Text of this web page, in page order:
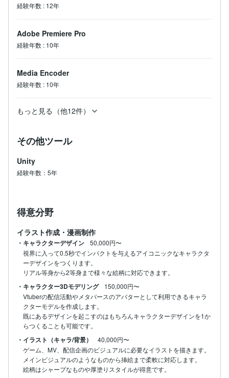
経験年数 : 12年
Adobe Premiere Pro
経験年数 : 10年
Media Encoder
経験年数 : 10年
もっと見る（他12件）
その他ツール
Unity
経験年数：5年
得意分野
イラスト作成・漫画制作
・キャラクターデザイン
50,000円〜
視界に入って0.5秒でインパクトを与えるアイコニックなキャラクタ
ーデザインをつくります。
リアル等身から2等身まで様々な絵柄に対応できます。
・キャラクター3Dモデリング
150,000円〜
Vtuberの配信活動やメタバースのアバターとして利用できるキャラ
クターモデルを作成します。
既にあるデザインを起こすのはもちろんキャラクターデザインを1か
・イラスト（キャラ/背景）
40,000円〜
ゲーム、MV、配信企画のビジュアルに必要なイラストを描きます。
メインビジュアルのようなものから挿絵まで柔軟に対応します。
絵柄はシャープなものや厚塗りスタイルが得意です。